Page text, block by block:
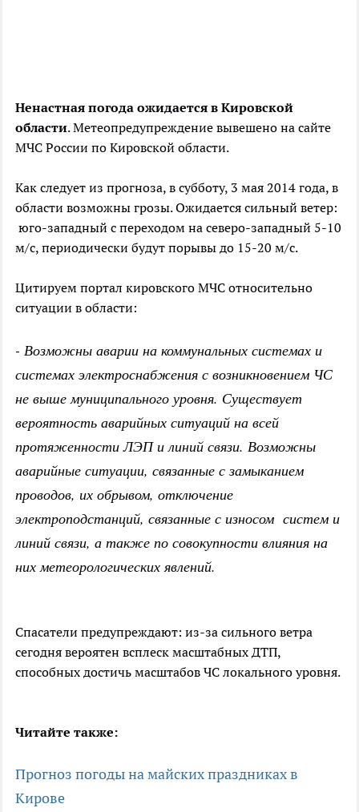
Ненастная погода ожидается в Кировской
области. Метеопредупреждение вывешено на сайте
МЧС России по Кировской области.
Как следует из прогноза, в субботу, 3 мая 2014 года, в
области возможны грозы. Ожидается сильный ветер:
юго-западный с переходом на северо-западный 5-10
м/с, периодически будут порывы до 15-20 м/с.
Цитируем портал кировского МЧС относительно
ситуации в области:
- Возможны аварии на коммунальных системах и
системах электроснабжения с возникновением ЧС
не выше муниципального уровня. Существует
вероятность аварийных ситуаций на всей
протяженности ЛЭП и линий связи. Возможны
аварийные ситуации, связанные с замыканием
проводов, их обрывом, отключение
электроподстанций, связанные с износом систем и
линий связи, а также по совокупности влияния на
них метеорологических явлений.
Спасатели предупреждают: из-за сильного ветра
сегодня вероятен всплеск масштабных ДТП,
способных достичь масштабов ЧС локального уровня.
Читайте также:
Прогноз погоды на майских праздниках в
Кирове